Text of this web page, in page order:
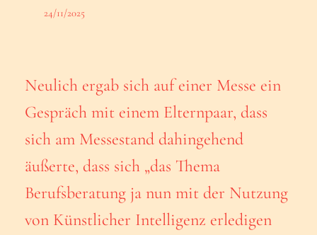
24/11/2025
Neulich ergab sich auf einer Messe ein
Gespräch mit einem Elternpaar, dass
sich am Messestand dahingehend
äußerte, dass sich „das Thema
Berufsberatung ja nun mit der Nutzung
von Künstlicher Intelligenz erledigen